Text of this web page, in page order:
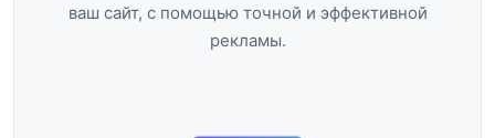
ваш сайт, с помощью точной и эффективной
рекламы.